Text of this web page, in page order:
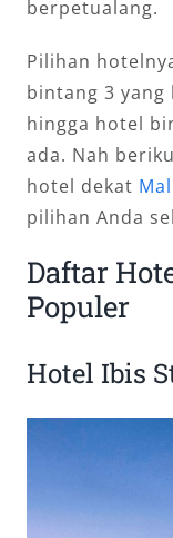
berpetualang.
Pilihan
bintang 3 yang
hingga hotel
ada. Nah
hotel dekat
pilihan Anda
Daftar
Populer
Hotel Ibis